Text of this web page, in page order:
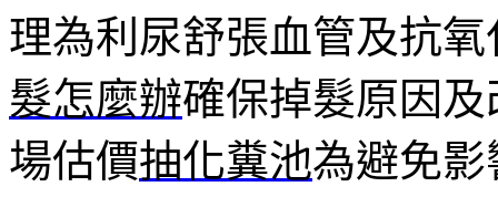
理為利尿舒張血管及抗
髮怎麼辦確保掉髮原因
場估價抽化糞池為避免